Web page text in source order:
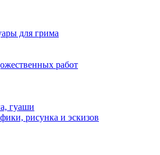
для грима
работ
гуаши
рисунка и эскизов